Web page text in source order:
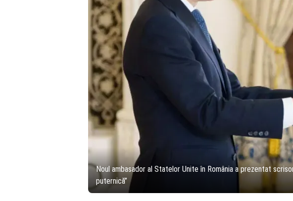
Noul ambasador al Statelor Unite în România a prezentat
puternică”